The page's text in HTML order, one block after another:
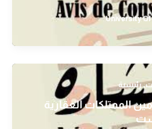
University
,رئيسية
رقم 08 – تأمين الممتلكات العقارية